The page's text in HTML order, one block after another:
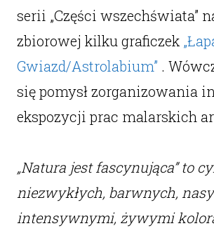
serii „Części wszechświata”
zbiorowej kilku graficzek
Gwiazd/Astrolabium” .
się pomysł zorganizowania
ekspozycji prac malarskich
„Natura jest fascynująca” to
niezwykłych, barwnych,
intensywnymi, żywymi